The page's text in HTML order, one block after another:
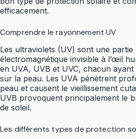
efficacement.
Comprendre le rayonnement UV
Les ultraviolets (UV) sont une partie
électromagnétique invisible à l’œil
en UVA, UVB et UVC, chacun
sur la peau. Les UVA pénètrent
peau et causent le vieillissement
UVB provoquent principalement le
de soleil.
Les différents types de protection